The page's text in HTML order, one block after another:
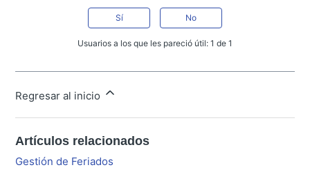
Sí No
Usuarios a los que les pareció útil: 1 de 1
Regresar al inicio
Artículos relacionados
Gestión de Feriados